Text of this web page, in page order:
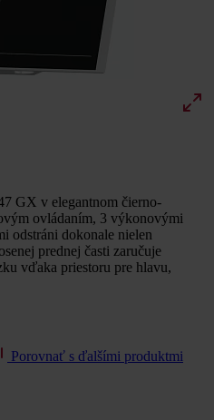
GX v elegantnom čierno-
ovládaním, 3 výkonovými
odstráni dokonale nielen
prednej časti zaručuje
vďaka priestoru pre hlavu,
Porovnať s ďalšími produktmi